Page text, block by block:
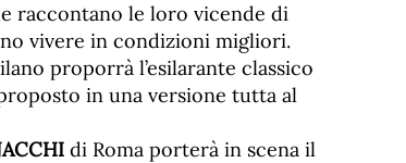
raccontano le loro vicende di
vivere in condizioni migliori.
proporrà l’esilarante classico
in una versione tutta al
di Roma porterà in scena il